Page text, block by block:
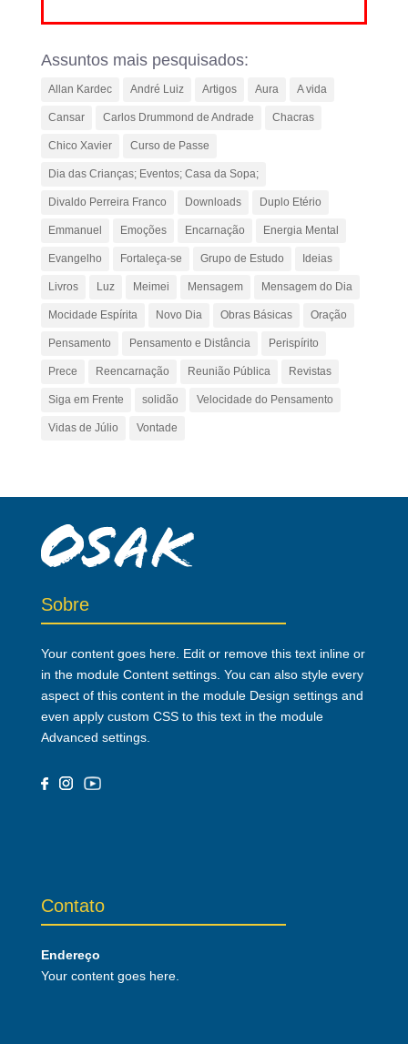
Assuntos mais pesquisados:
Allan Kardec André Luiz Artigos Aura A vida
Cansar Carlos Drummond de Andrade Chacras
Chico Xavier Curso de Passe
Dia das Crianças; Eventos; Casa da Sopa;
Divaldo Perreira Franco Downloads Duplo Etério
Emmanuel Emoções Encarnação Energia Mental
Evangelho Fortaleça-se Grupo de Estudo Ideias
Livros Luz Meimei Mensagem Mensagem do Dia
Mocidade Espírita Novo Dia Obras Básicas Oração
Pensamento Pensamento e Distância Perispírito
Prece Reencarnação Reunião Pública Revistas
Siga em Frente solidão Velocidade do Pensamento
Vidas de Júlio Vontade
Sobre
Your content goes here. Edit or remove this text inline or
in the module Content settings. You can also style every
aspect of this content in the module Design settings and
even apply custom CSS to this text in the module
Advanced settings.
Contato
Endereço
Your content goes here.